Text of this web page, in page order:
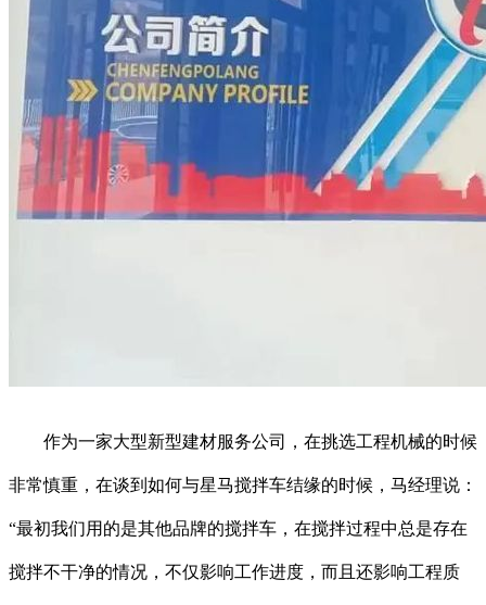
作为一家大型新型建材服务公司，在挑选工程机械的时候
非常慎重，在谈到如何与星马搅拌车结缘的时候，马经理说：
“最初我们用的是其他品牌的搅拌车，在搅拌过程中总是存在
搅拌不干净的情况，不仅影响工作进度，而且还影响工程质